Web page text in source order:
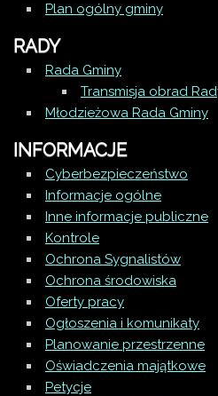
Plan ogólny gminy
RADY
Rada Gminy
Transmisja obrad
Młodzieżowa Rada Gminy
INFORMACJE
Cyberbezpieczeństwo
Informacje ogólne
Inne informacje publiczne
Kontrole
Ochrona Sygnalistów
Ochrona środowiska
Oferty pracy
Ogłoszenia i komunikaty
Planowanie przestrzenne
Oświadczenia majątkowe
Petycje